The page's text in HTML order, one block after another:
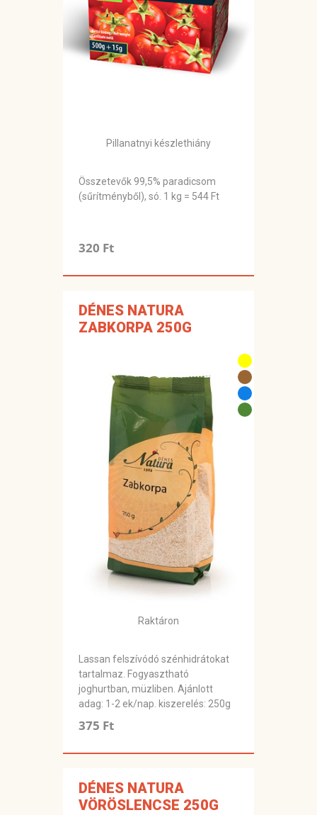
Pillanatnyi készlethiány
Összetevők 99,5% paradicsom
(sűrítményből), só. 1 kg = 544 Ft
320 Ft
DÉNES NATURA
ZABKORPA 250G
Raktáron
Lassan felszívódó szénhidrátokat
tartalmaz. Fogyasztható
joghurtban, müzliben. Ajánlott
adag: 1-2 ek/nap. kiszerelés: 250g
375 Ft
DÉNES NATURA
VÖRÖSLENCSE 250G